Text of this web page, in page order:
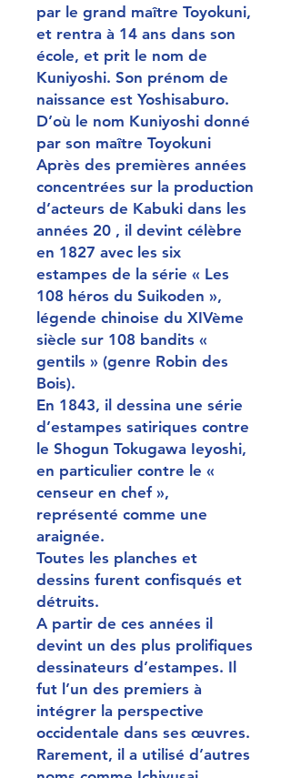
par le grand maître Toyokuni,
et rentra à 14 ans dans son
école, et prit le nom de
Kuniyoshi. Son prénom de
naissance est Yoshisaburo.
D’où le nom Kuniyoshi donné
par son maître Toyokuni
Après des premières années
concentrées sur la production
d’acteurs de Kabuki dans les
années 20 , il devint célèbre
en 1827 avec les six
estampes de la série « Les
108 héros du Suikoden »,
légende chinoise du XIVème
siècle sur 108 bandits «
gentils » (genre Robin des
Bois).
En 1843, il dessina une série
d’estampes satiriques contre
le Shogun Tokugawa Ieyoshi,
en particulier contre le «
censeur en chef »,
représenté comme une
araignée.
Toutes les planches et
dessins furent confisqués et
détruits.
A partir de ces années il
devint un des plus prolifiques
dessinateurs d’estampes. Il
fut l’un des premiers à
intégrer la perspective
occidentale dans ses œuvres.
Rarement, il a utilisé d’autres